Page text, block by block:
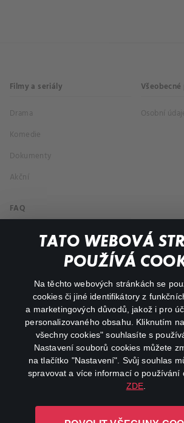
TATO WEBOVÁ
POUŽÍVÁ
Na těchto webových stránkách se
cookies či jiné identifikátory z
a marketingových důvodů, jakož i pro
personalizovaného obsahu. Kliknutím
všechny cookies" souhlasíte s
Nastavení souborů cookies můžete
na tlačítko "Nastavení". Svůj souhlas
spravovat a více informací o používání
ZDE
Filmy a seriály
Drama
Komedie
Dokumenty
Akční
Osobní
FAQ
Můj účet
Důležité odkazy
facebook
youtube